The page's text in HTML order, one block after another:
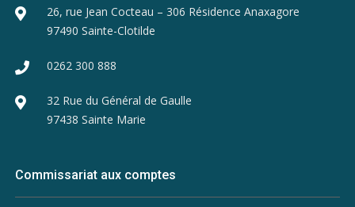
26, rue Jean Cocteau – 306 Résidence Anaxagore
97490 Sainte-Clotilde
0262 300 888
32 Rue du Général de Gaulle
97438 Sainte Marie
Commissariat aux comptes